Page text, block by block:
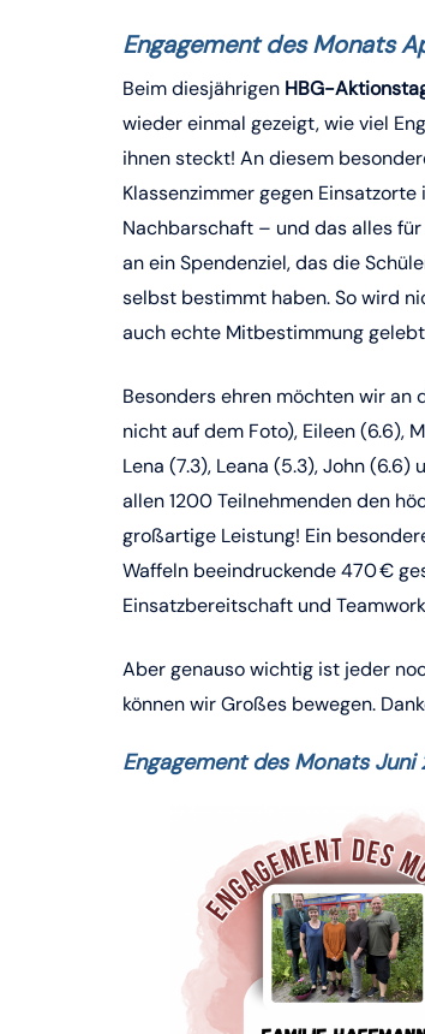
Engagement des Monats
Beim diesjährigen HBG-
wieder einmal gezeigt, wie viel
ihnen steckt! An diesem
Klassenzimmer gegen
Nachbarschaft – und das alles
an ein Spendenziel, das die
selbst bestimmt haben. So wird
auch echte Mitbestimmung
Besonders ehren möchten wir an
nicht auf dem Foto), Eileen (6.6),
Lena (7.3), Leana (5.3), John (6.6)
allen 1200 Teilnehmenden den
großartige Leistung! Ein
Waffeln beeindruckende 470 €
Einsatzbereitschaft und
Aber genauso wichtig ist jeder
können wir Großes bewegen.
Engagement des Monats Juni